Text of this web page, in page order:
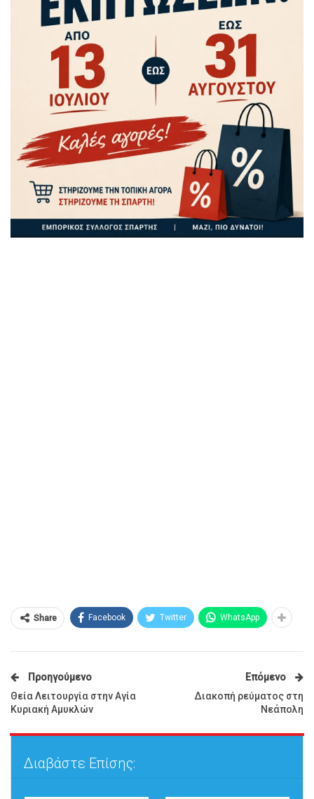
Share Facebook Twitter WhatsApp
Προηγούμενο
Θεία Λειτουργία στην Αγία
Κυριακή Αμυκλών
Επόμενο
Διακοπή ρεύματος στη
Νεάπολη
Διαβάστε Επίσης: